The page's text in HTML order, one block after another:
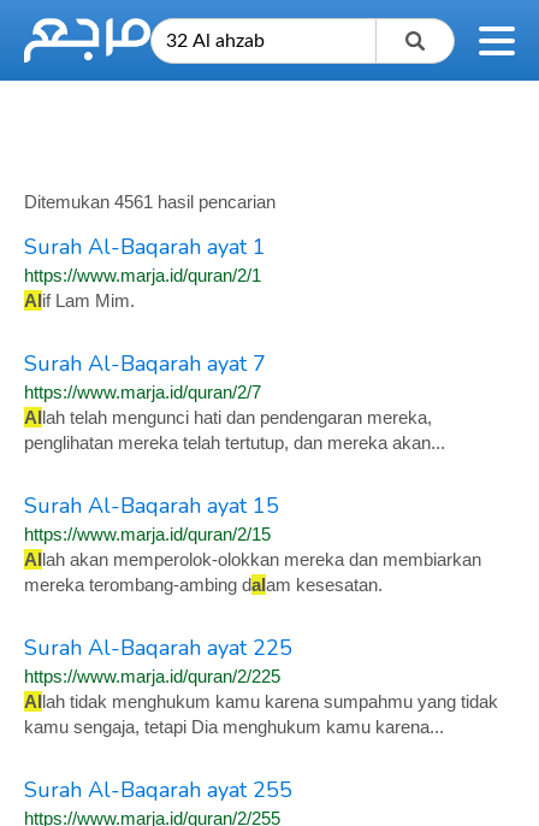
Ditemukan 4561 hasil pencarian
Surah Al-Baqarah ayat 1
https://www.marja.id/quran/2/1
Alif Lam Mim.
Surah Al-Baqarah ayat 7
https://www.marja.id/quran/2/7
Allah telah mengunci hati dan pendengaran mereka,
penglihatan mereka telah tertutup, dan mereka akan...
Surah Al-Baqarah ayat 15
https://www.marja.id/quran/2/15
Allah akan memperolok-olokkan mereka dan membiarkan
mereka terombang-ambing dalam kesesatan.
Surah Al-Baqarah ayat 225
https://www.marja.id/quran/2/225
Allah tidak menghukum kamu karena sumpahmu yang tidak
kamu sengaja, tetapi Dia menghukum kamu karena...
Surah Al-Baqarah ayat 255
https://www.marja.id/quran/2/255